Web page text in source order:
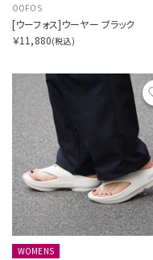
OOFOS
[ウーフォス]ウーヤー ブラック
￥11,880(税込)
WOMENS